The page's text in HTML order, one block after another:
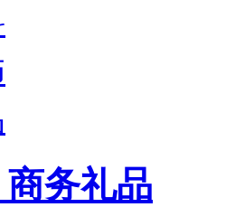
务礼品